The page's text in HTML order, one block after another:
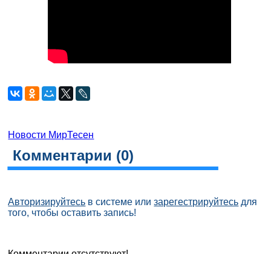
Новости МирТесен
Комментарии (0)
Авторизируйтесь в системе илизарегестрируйтесь для
того, чтобы оставить запись!